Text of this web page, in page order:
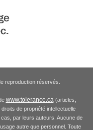
reproduction réservés.
www.tolerance.ca (articles,
de propriété intellectuelle
par leurs auteurs. Aucune de
autre que personnel. Toute